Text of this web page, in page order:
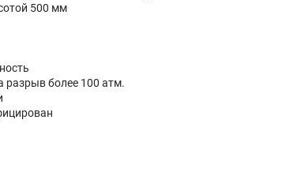
500 мм
разрыв более 100 атм.